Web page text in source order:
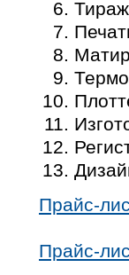
Прайс-
Прайс-